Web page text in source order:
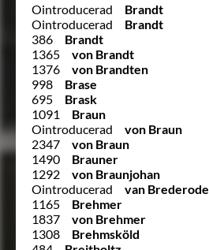
Ointroducerad
Brandt
Ointroducerad
Brandt
386
Brandt
1365
von Brandt
1376
von Brandten
998
Brase
695
Brask
1091
Braun
Ointroducerad
von Braun
2347
von Braun
1490
Brauner
1292
von Braunjohan
Ointroducerad
van Brederode
1165
Brehmer
1837
von Brehmer
1308
Brehmsköld